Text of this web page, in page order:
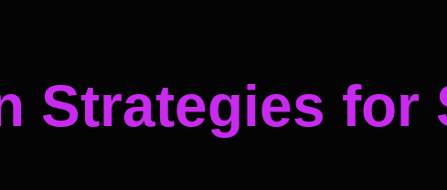
Strategies for